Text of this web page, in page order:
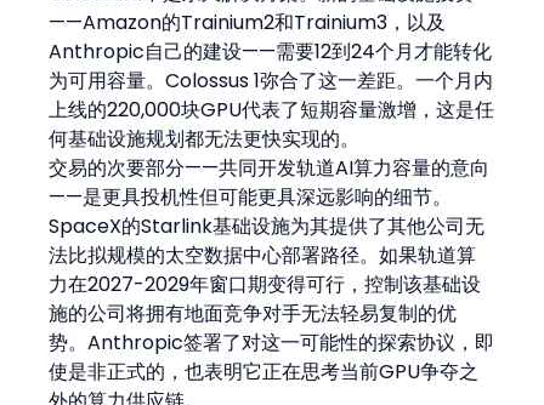
——Amazon的Trainium2和Trainium3，以及
Anthropic自己的建设——需要12到24个月才能转化
为可用容量。Colossus 1弥合了这一差距。一个月内
上线的220,000块GPU代表了短期容量激增，这是任
何基础设施规划都无法更快实现的。
交易的次要部分——共同开发轨道AI算力容量的意向
——是更具投机性但可能更具深远影响的细节。
SpaceX的Starlink基础设施为其提供了其他公司无
法比拟规模的太空数据中心部署路径。如果轨道算
力在2027-2029年窗口期变得可行，控制该基础设
施的公司将拥有地面竞争对手无法轻易复制的优
势。Anthropic签署了对这一可能性的探索协议，即
使是非正式的，也表明它正在思考当前GPU争夺之